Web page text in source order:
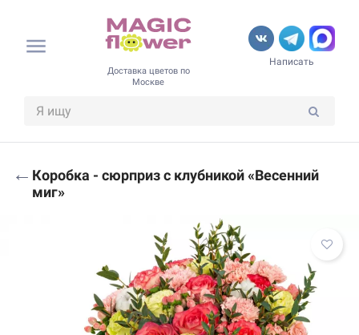
Доставка цветов по
Москве
Написать
← Коробка - сюрприз с клубникой «Весенний
миг»